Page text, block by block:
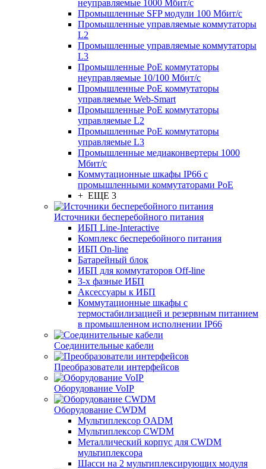
неуправляемые 1000 Мбит/с
Промышленные SFP модули 100 Мбит/c
Промышленные управляемые коммутаторы
L2
Промышленные управляемые коммутаторы
L3
Промышленные PoE коммутаторы
неуправляемые 10/100 Мбит/с
Промышленные PoE коммутаторы
управляемые Web-Smart
Промышленные PoE коммутаторы
управляемые L2
Промышленные PoE коммутаторы
управляемые L3
Промышленные медиаконвертеры 1000
Мбит/с
Коммутационные шкафы IP66 c
промышленными коммутаторами PoE
+ ЕЩЕ 3
Источники бесперебойного питания
ИБП Line-Interactive
Комплекс бесперебойного питания
ИБП On-line
Батарейный блок
ИБП для коммутаторов Off-line
3-х фазные ИБП
Аксессуары к ИБП
Коммутационные шкафы с
термостабилизацией и резервным питанием
в промышленном исполнении IP66
Соединительные кабели
Преобразователи интерфейсов
Оборудование VoIP
Оборудование CWDM
Мультиплекcор OADM
Мультиплексор CWDM
Металлический корпус для CWDM
мультиплексора
Шасси на 2 мультиплексирующих модуля